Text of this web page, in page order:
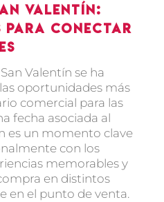
Valentín:
para conectar
Valentín se ha
oportunidades más
comercial para las
fecha asociada al
es un momento clave
con los
memorables y
en distintos
en el punto de venta.